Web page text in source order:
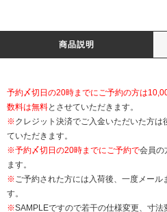
商品説明
予約〆切日の20時までにご予約の方は
数料は無料とさせていただきます。
※クレジット決済でご入金いただいた方
ていただきます。
※予約〆切日の20時までにご予約で会員の
ます。
※ ご予約された方には入荷後、一度メール
す。
※SAMPLEですので若干の仕様変更、寸法